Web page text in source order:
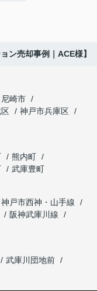
られるようにな
かったと思ってい
件です。」
してくださること
き継ぐことがで
なりました。
だけでなく、新居
ついても丁寧に説
クセス、阪急西宮
など、このエリア
れました。
・通学時間が短く
ン売却事例｜ACE様】
尼崎市
神戸市兵庫区
熊内町
武庫豊町
神戸市西神・山手線
阪神武庫川線
武庫川団地前